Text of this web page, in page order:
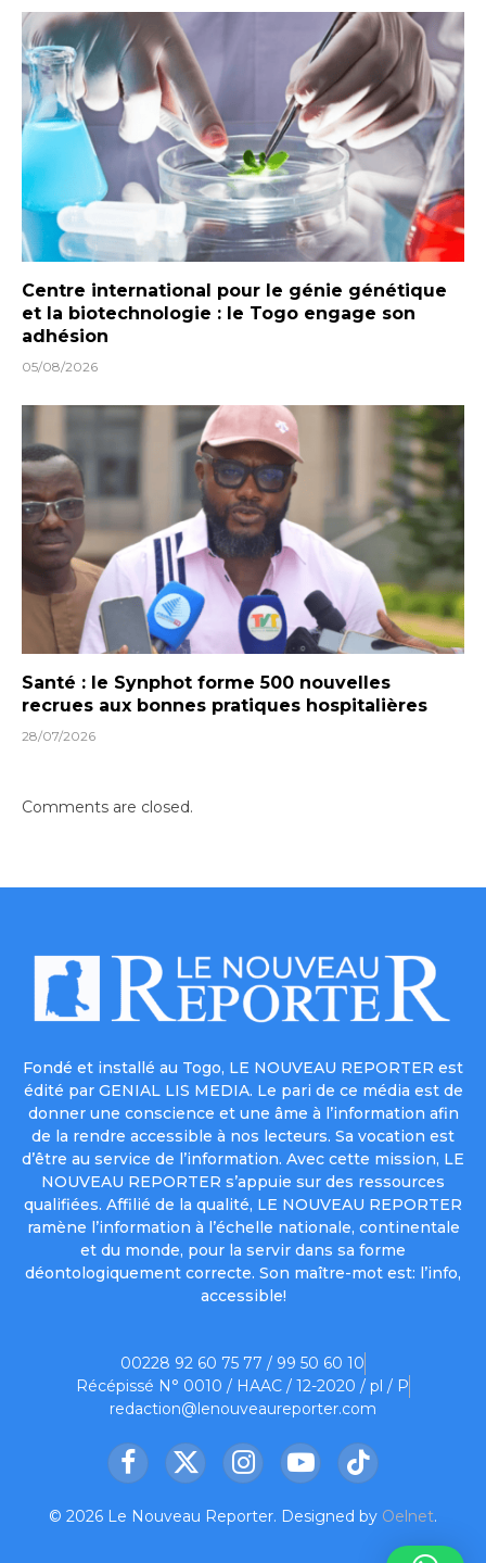
Centre international pour le génie génétique
et la biotechnologie : le Togo engage son
adhésion
05/08/2026
Santé : le Synphot forme 500 nouvelles
recrues aux bonnes pratiques hospitalières
28/07/2026
Comments are closed.
Fondé et installé au Togo, LE NOUVEAU REPORTER est
édité par GENIAL LIS MEDIA. Le pari de ce média est de
donner une conscience et une âme à l’information afin
de la rendre accessible à nos lecteurs. Sa vocation est
d’être au service de l’information. Avec cette mission, LE
NOUVEAU REPORTER s’appuie sur des ressources
qualifiées. Affilié de la qualité, LE NOUVEAU REPORTER
ramène l’information à l’échelle nationale, continentale
et du monde, pour la servir dans sa forme
déontologiquement correcte. Son maître-mot est: l’info,
accessible!
00228 92 60 75 77 / 99 50 60 10
Récépissé N° 0010 / HAAC / 12-2020 / pl / P
redaction@lenouveaureporter.com
Facebook
X
InstagramYouTubeTikTok
© 2026 Le Nouveau Reporter. Designed by Oelnet.